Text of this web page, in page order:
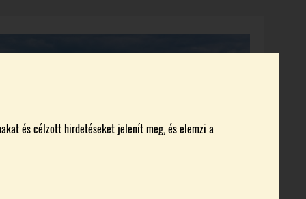
és célzott hirdetéseket jelenít meg, és elemzi a
KI KICSODA RENDEZVÉNYEK MAGAZIN